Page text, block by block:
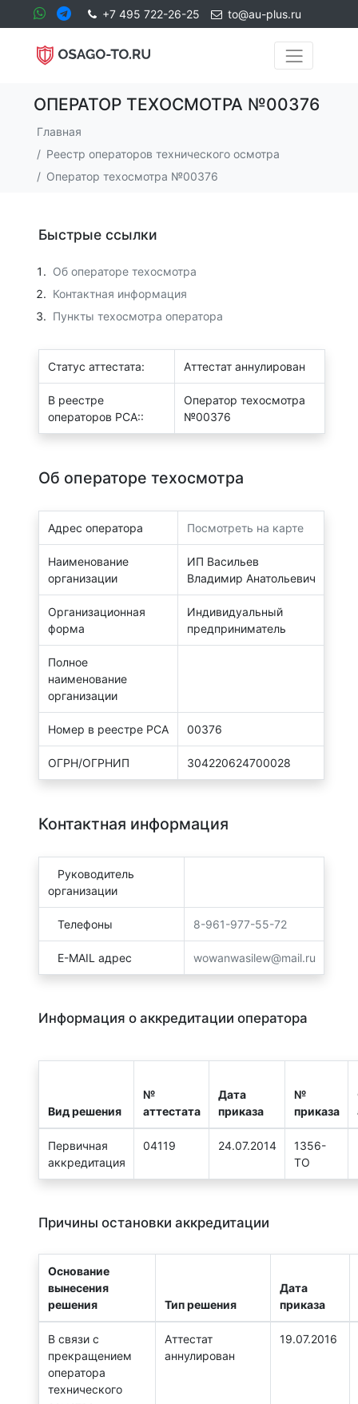
+7 495 722-26-25 to@au-plus.ru
ОПЕРАТОР ТЕХОСМОТРА №00376
Главная
Реестр операторов технического осмотра
Оператор техосмотра №00376
Быстрые ссылки
Об операторе техосмотра
Контактная информация
Пункты техосмотра оператора
Статус аттестата: Аттестат аннулирован
В реестре
операторов РСА::
Оператор техосмотра
№00376
Об операторе техосмотра
Адрес оператора Посмотреть на карте
Наименование
организации
ИП Васильев
Владимир Анатольевич
Организационная
форма
Индивидуальный
предприниматель
Полное
наименование
организации
Номер в реестре РСА 00376
ОГРН/ОГРНИП 304220624700028
Контактная информация
Руководитель
организации
Телефоны 8-961-977-55-72
E-MAIL адрес wowanwasilew@mail.ru
Информация о аккредитации оператора
Вид решения
№
аттестата
Дата
приказа
№
приказа
Первичная
аккредитация
04119 24.07.2014
1356-
ТО
Причины остановки аккредитации
Основание
вынесения
решения
Тип решения
Дата
приказа
В связи с
прекращением
оператора
технического
Аттестат
аннулирован
19.07.2016